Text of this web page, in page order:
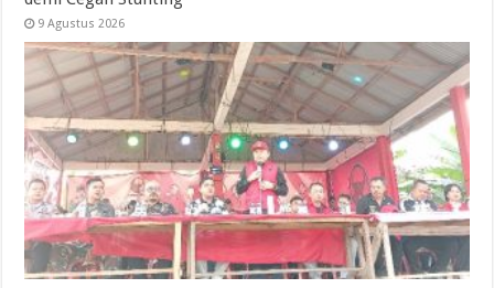
9 Agustus 2026